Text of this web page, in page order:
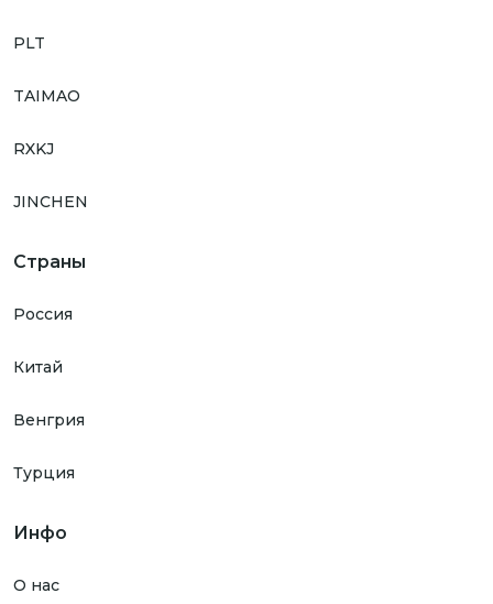
PLT
TAIMAO
RXKJ
JINCHEN
Страны
Россия
Китай
Венгрия
Турция
Инфо
О нас